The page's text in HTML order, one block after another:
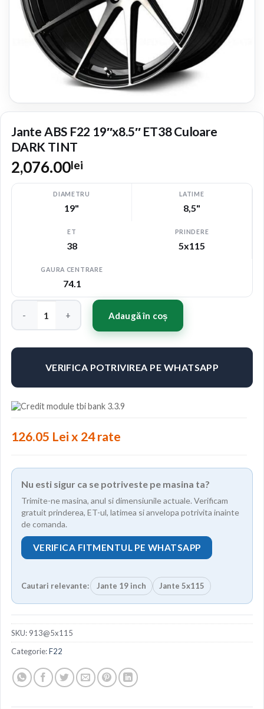
Jante ABS F22 19″x8.5″ ET38 Culoare
DARK TINT
2,076.00lei
DIAMETRU
19"
LATIME
8,5"
ET
38
PRINDERE
5x115
GAURA CENTRARE
74.1
Cantitate Jante ABS F22 19"x8.5" ET38 Culoare DARK TINT
Adaugă în coș
VERIFICA POTRIVIREA PE WHATSAPP
126.05 Lei x 24 rate
Nu esti sigur ca se potriveste pe masina ta?
Trimite-ne masina, anul si dimensiunile actuale. Verificam
gratuit prinderea, ET-ul, latimea si anvelopa potrivita inainte
de comanda.
VERIFICA FITMENTUL PE WHATSAPP
Cautari relevante: Jante 19 inch Jante 5x115
SKU: 913@5x115
Categorie:F22